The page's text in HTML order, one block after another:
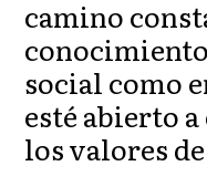
camino
social como
esté abierto
los valores